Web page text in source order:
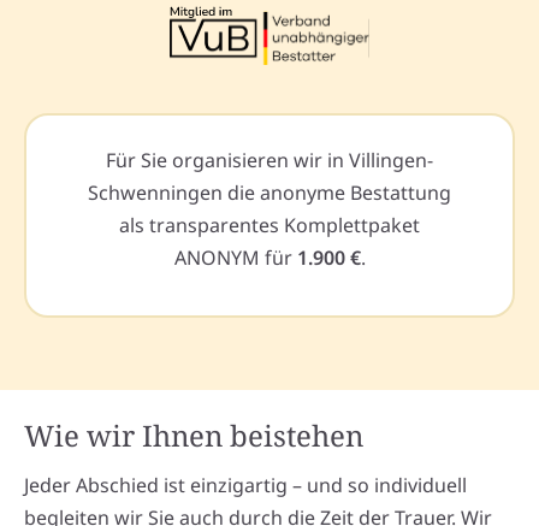
Für Sie organisieren wir in Villingen-
Schwenningen die anonyme Bestattung
als transparentes Komplettpaket
ANONYM für 1.900 €.
Wie wir Ihnen beistehen
Jeder Abschied ist einzigartig – und so individuell
begleiten wir Sie auch durch die Zeit der Trauer. Wir